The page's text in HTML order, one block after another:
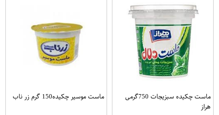
ماست چکیده سبزیجات 750گرمی
هراز
ماست موسیر چکیده150 گرم زر ناب